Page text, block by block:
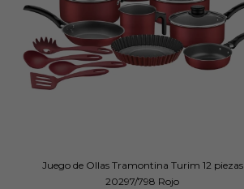
Juego de Ollas Tramontina Turim 12 piezas
20297/798 Rojo